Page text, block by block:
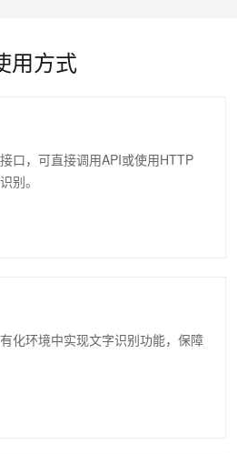
用方式
口，可直接调用API或使用HTTP
别。
化环境中实现文字识别功能，保障